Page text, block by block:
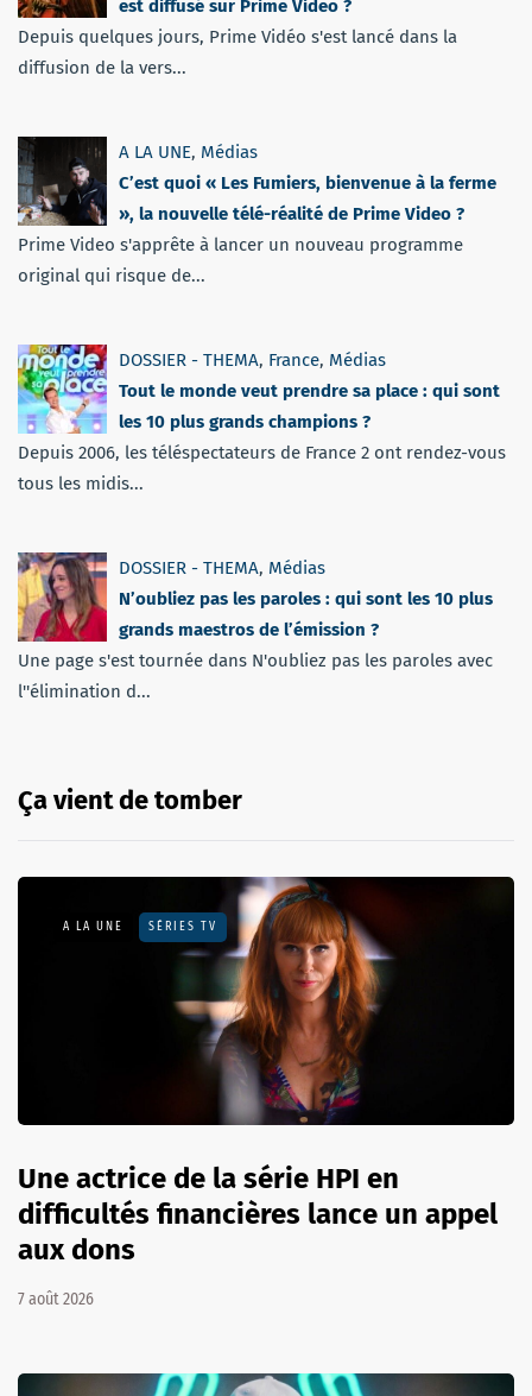
est diffusé sur Prime Video ?
Depuis quelques jours, Prime Vidéo s'est lancé dans la
diffusion de la vers...
A LA UNE, Médias
C’est quoi « Les Fumiers, bienvenue à la ferme
», la nouvelle télé-réalité de Prime Video ?
Prime Video s'apprête à lancer un nouveau programme
original qui risque de...
DOSSIER - THEMA, France, Médias
Tout le monde veut prendre sa place : qui sont
les 10 plus grands champions ?
Depuis 2006, les téléspectateurs de France 2 ont rendez-vous
tous les midis...
DOSSIER - THEMA, Médias
N’oubliez pas les paroles : qui sont les 10 plus
grands maestros de l’émission ?
Une page s'est tournée dans N'oubliez pas les paroles avec
l''élimination d...
Ça vient de tomber
A LA UNE SÉRIES TV
Une actrice de la série HPI en
difficultés financières lance un appel
aux dons
7 août 2026